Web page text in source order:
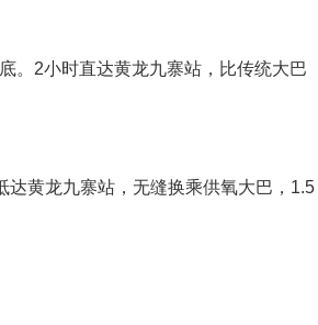
。2小时直达黄龙九寨站，比传统大巴
黄龙九寨站，无缝换乘供氧大巴，1.5